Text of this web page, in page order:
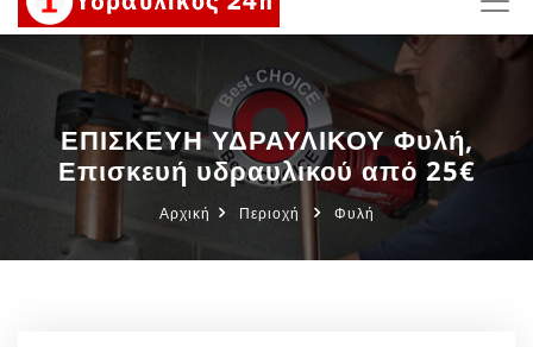
ΕΠΙΣΚΕΥΗ ΥΔΡΑΥΛΙΚΟΥ Φυλή,
Επισκευή υδραυλικού από 25€
Αρχική Περιοχή Φυλή